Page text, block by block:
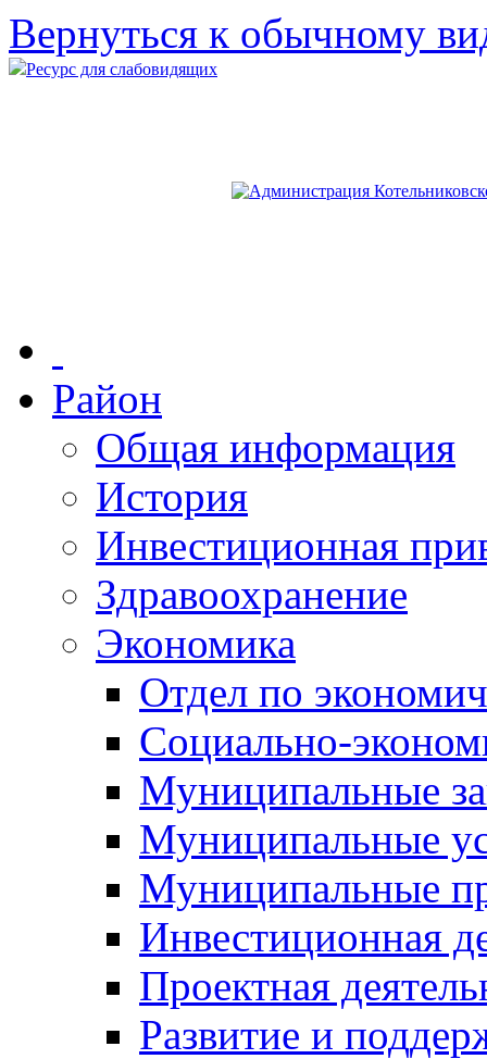
Вернуться к обычному
Ресурс для слабовидящих
Район
Общая информация
История
Инвестиционная
Здравоохранение
Экономика
Отдел по
Социально-
Муниципальные
Муниципальные
Муниципальные
Инвестиционная
Проектная
Развитие и